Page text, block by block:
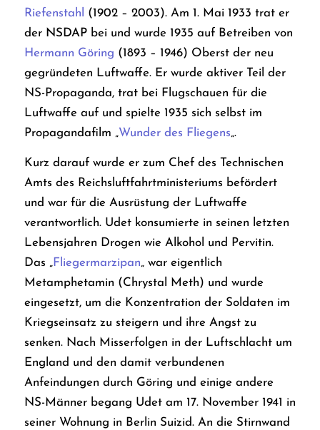
Riefenstahl
(1902 – 2003). Am 1. Mai 1933 trat er
der NSDAPbei und wurde 1935 auf Betreiben von
Hermann Göring (1893 – 1946) Oberst der neu
gegründeten Luftwaffe. Er wurde aktiver Teil der
NS-Propaganda, trat bei Flugschauen für die
Luftwaffe auf und spielte 1935 sich selbst im
Propagandafilm „Wunder des Fliegens„.
Kurz darauf wurde er zum Chef des Technischen
Amts des Reichsluftfahrtministeriums befördert
und war für die Ausrüstung der Luftwaffe
verantwortlich. Udet konsumierte in seinen letzten
Lebensjahren Drogen wie Alkohol und Pervitin.
Das „Fliegermarzipan„war eigentlich
Metamphetamin (Chrystal Meth) und wurde
eingesetzt, um die Konzentration der Soldaten im
Kriegseinsatz zu steigern und ihre Angst zu
senken. Nach Misserfolgen in der Luftschlacht um
England und den damit verbundenen
Anfeindungen durch Göring und einige andere
NS-Männer begang Udetam 17. November 1941 in
seiner Wohnung in Berlin Suizid. An die Stirnwand